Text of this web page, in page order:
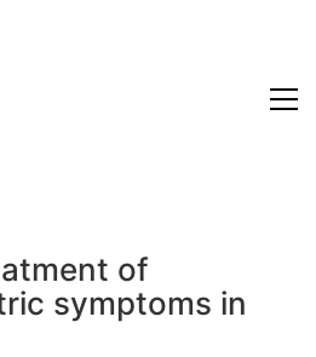
of
symptoms in